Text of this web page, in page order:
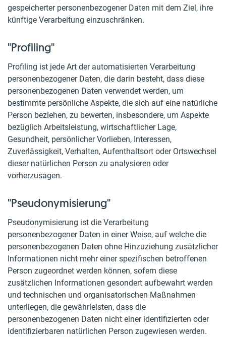
gespeicherter personenbezogener Daten mit dem Ziel, ihre
künftige Verarbeitung einzuschränken.
"Profiling"
Profiling ist jede Art der automatisierten Verarbeitung
personenbezogener Daten, die darin besteht, dass diese
personenbezogenen Daten verwendet werden, um
bestimmte persönliche Aspekte, die sich auf eine natürliche
Person beziehen, zu bewerten, insbesondere, um Aspekte
bezüglich Arbeitsleistung, wirtschaftlicher Lage,
Gesundheit, persönlicher Vorlieben, Interessen,
Zuverlässigkeit, Verhalten, Aufenthaltsort oder Ortswechsel
dieser natürlichen Person zu analysieren oder
vorherzusagen.
"Pseudonymisierung"
Pseudonymisierung ist die Verarbeitung
personenbezogener Daten in einer Weise, auf welche die
personenbezogenen Daten ohne Hinzuziehung zusätzlicher
Informationen nicht mehr einer spezifischen betroffenen
Person zugeordnet werden können, sofern diese
zusätzlichen Informationen gesondert aufbewahrt werden
und technischen und organisatorischen Maßnahmen
unterliegen, die gewährleisten, dass die
personenbezogenen Daten nicht einer identifizierten oder
identifizierbaren natürlichen Person zugewiesen werden.